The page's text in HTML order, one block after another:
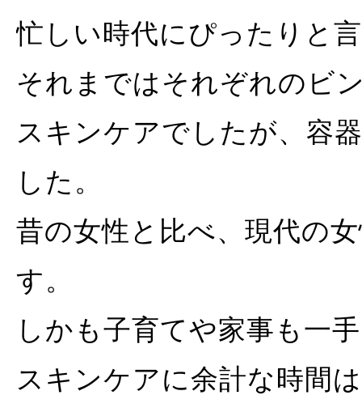
忙しい時代にぴったりと
それまではそれぞれのビ
スキンケアでしたが、容
した。
昔の女性と比べ、現代の
す。
しかも子育てや家事も一
スキンケアに余計な時間